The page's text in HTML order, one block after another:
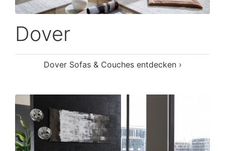
Dover
Dover Sofas & Couches entdecken ›